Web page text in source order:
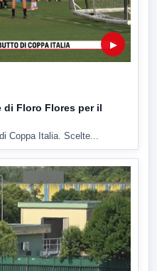
▶
di Floro Flores per il
Coppa Italia. Scelte...